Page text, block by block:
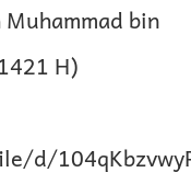
Muhammad bin
H)
d/